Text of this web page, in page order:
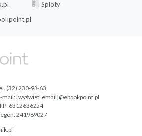
Sploty
(32) 230-98-63
mail:[wyświetl email]@ebookpoint.pl
6312636254
241989027